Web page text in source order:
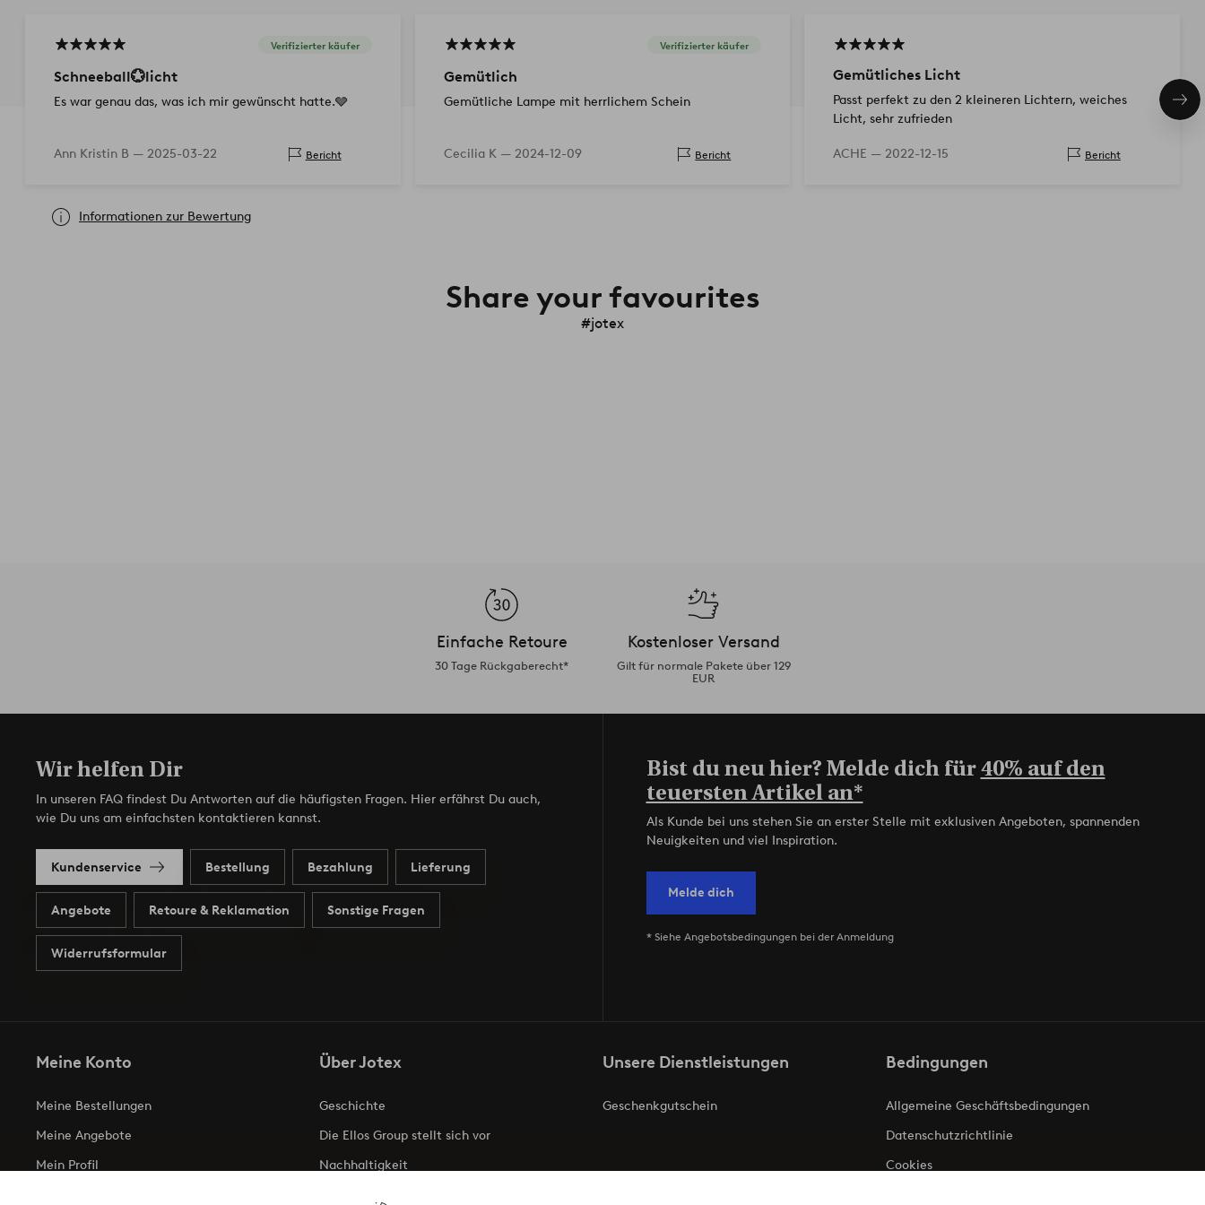
Verifizierter käufer
Schneeball💮licht
Es war genau das, was ich mir gewünscht hatte.🩶
Ann Kristin B — 2025-03-22 Bericht
Verifizierter käufer
Gemütlich
Gemütliche Lampe mit herrlichem Schein
Cecilia K — 2024-12-09 Bericht
Gemütliches Licht
Passt perfekt zu den 2 kleineren Lichtern, weiches
Licht, sehr zufrieden
ACHE — 2022-12-15 Bericht
Informationen zur Bewertung
Share your favourites
#jotex
Einfache Retoure
30 Tage Rückgaberecht*
Kostenloser Versand
Gilt für normale Pakete über 129
EUR
Wir helfen Dir
In unseren FAQ findest Du Antworten auf die häufigsten Fragen. Hier erfährst Du auch,
wie Du uns am einfachsten kontaktieren kannst.
Kundenservice Bestellung Bezahlung Lieferung
Angebote Retoure & Reklamation Sonstige Fragen
Widerrufsformular
Bist du neu hier? Melde dich für40% auf den
teuersten Artikel an*
Als Kunde bei uns stehen Sie an erster Stelle mit exklusiven Angeboten, spannenden
Neuigkeiten und viel Inspiration.
Melde dich
* Siehe Angebotsbedingungen bei der Anmeldung
Meine Konto
Meine Bestellungen
Meine Angebote
Mein Profil
Über Jotex
Geschichte
Die Ellos Group stellt sich vor
Nachhaltigkeit
Unsere Dienstleistungen
Geschenkgutschein
Bedingungen
Allgemeine Geschäftsbedingungen
Datenschutzrichtlinie
Cookies